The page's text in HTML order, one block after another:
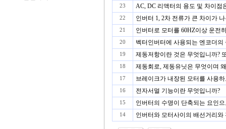
23 AC, DC 리액터의 용도 및 차이점
22 인버터 1, 2차 전류가 큰 차이가
21 인버터로 모터를 60HZ이상 운전
20 벡터인버터에 사용되는 엔코더의
19 제동저항이란 것은 무엇입니까?
18 제동회로, 제동유닛은 무엇이며
17 브레이크가 내장된 모터를 사용
16 전자서멀 기능이란 무엇입니까?
15 인버터의 수명이 단축되는 요인
14 인버터와 모터사이의 배선거리와